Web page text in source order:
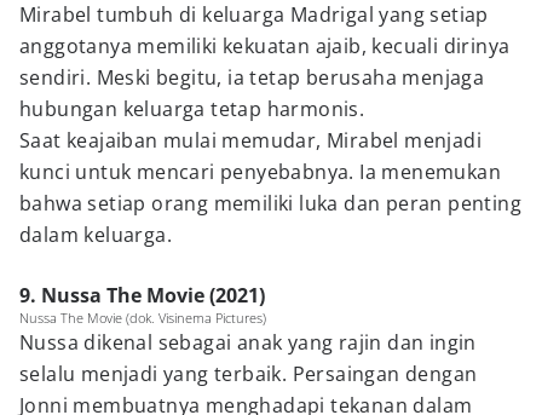
Mirabel tumbuh di keluarga Madrigal yang setiap
anggotanya memiliki kekuatan ajaib, kecuali dirinya
sendiri. Meski begitu, ia tetap berusaha menjaga
hubungan keluarga tetap harmonis.
Saat keajaiban mulai memudar, Mirabel menjadi
kunci untuk mencari penyebabnya. Ia menemukan
bahwa setiap orang memiliki luka dan peran penting
dalam keluarga.
9. Nussa The Movie (2021)
Nussa The Movie (dok. Visinema Pictures)
Nussa dikenal sebagai anak yang rajin dan ingin
selalu menjadi yang terbaik. Persaingan dengan
Jonni membuatnya menghadapi tekanan dalam